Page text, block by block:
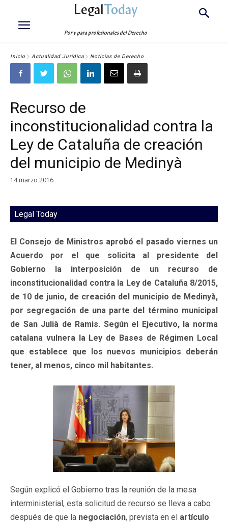
LegalToday
Por y para profesionales del Derecho
Inicio Actualidad Jurídica Noticias de Derecho
Recurso de
inconstitucionalidad contra la
Ley de Cataluña de creación
del municipio de Medinyà
14 marzo 2016
Legal Today
El Consejo de Ministros aprobó el pasado viernes un
Acuerdo por el que solicita al presidente del
Gobierno la interposición de un recurso de
inconstitucionalidad contra la Ley de Cataluña 8/2015,
de 10 de junio, de creación del municipio de Medinyà,
por segregación de una parte del término municipal
de San Julià de Ramis. Según el Ejecutivo, la norma
catalana vulnera la Ley de Bases de Régimen Local
que establece que los nuevos municipios deberán
tener, al menos, cinco mil habitantes.
Según explicó el Gobierno tras la reunión de la mesa
interministerial, esta solicitud de recurso se lleva a cabo
después de que la negociación, prevista en el artículo